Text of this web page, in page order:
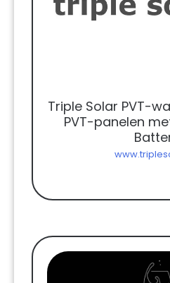
Triple Solar PVT-
PVT-panelen